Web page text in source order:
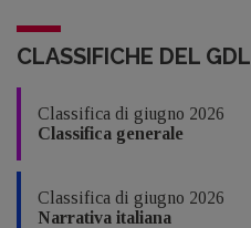
CLASSIFICHE DEL GDL
Classifica di giugno 2026
Classifica generale
Classifica di giugno 2026
Narrativa italiana